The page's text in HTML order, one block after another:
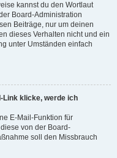
kannst du den Wortlaut
Board-Administration
Beiträge, nur um deinen
dieses Verhalten nicht und ein
unter Umständen einfach
Link klicke, werde ich
E-Mail-Funktion für
von der Board-
soll den Missbrauch